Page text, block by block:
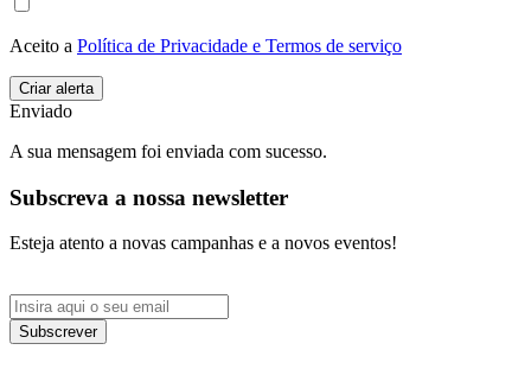
Aceito a Política de Privacidade e Termos de serviço
Enviado
A sua mensagem foi enviada com sucesso.
Subscreva a nossa newsletter
Esteja atento a novas campanhas e a novos eventos!